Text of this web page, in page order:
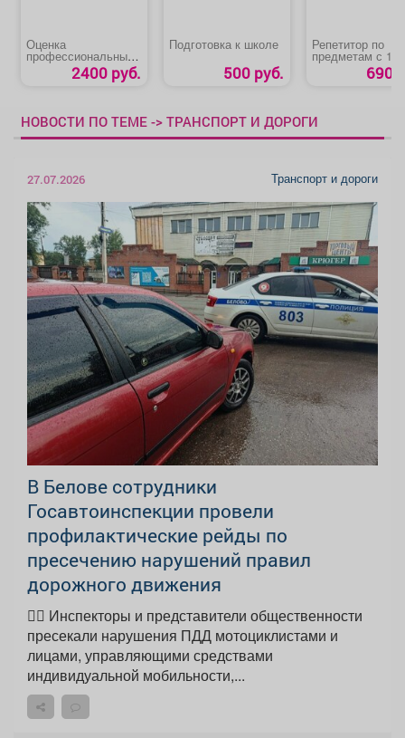
Оценка
профессиональных
рисков как
эффективный2400 руб.
Подготовка к школе
500 руб.
Репетитор по
предметам с 1-4
класс 690
НОВОСТИ ПО ТЕМЕ -> ТРАНСПОРТ И ДОРОГИ
27.07.2026 Транспорт и дороги
В Белове сотрудники
Госавтоинспекции провели
профилактические рейды по
пресечению нарушений правил
дорожного движения
👮‍♂ Инспекторы и представители общественности
пресекали нарушения ПДД мотоциклистами и
лицами, управляющими средствами
индивидуальной мобильности,...